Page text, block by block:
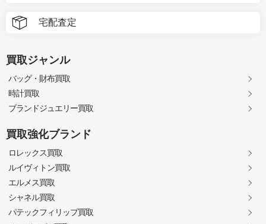
宅配査定
買取ジャンル
バッグ・財布買取
時計買取
ブランドジュエリー買取
買取強化ブランド
ロレックス買取
ルイヴィトン買取
エルメス買取
シャネル買取
パテックフィリップ買取